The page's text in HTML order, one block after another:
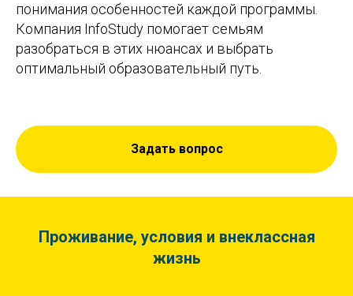
понимания особенностей каждой программы.
Компания InfoStudy помогает семьям
разобраться в этих нюансах и выбрать
оптимальный образовательный путь.
Задать вопрос
Проживание, условия и внеклассная
жизнь